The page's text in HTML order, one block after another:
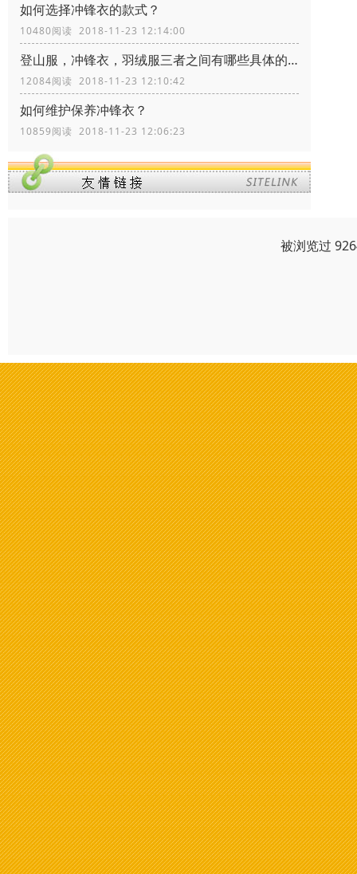
如何选择冲锋衣的款式？
10480阅读 2018-11-23 12:14:00
登山服，冲锋衣，羽绒服三者之间有哪些具体的区别？
12084阅读 2018-11-23 12:10:42
如何维护保养冲锋衣？
10859阅读 2018-11-23 12:06:23
被浏览过